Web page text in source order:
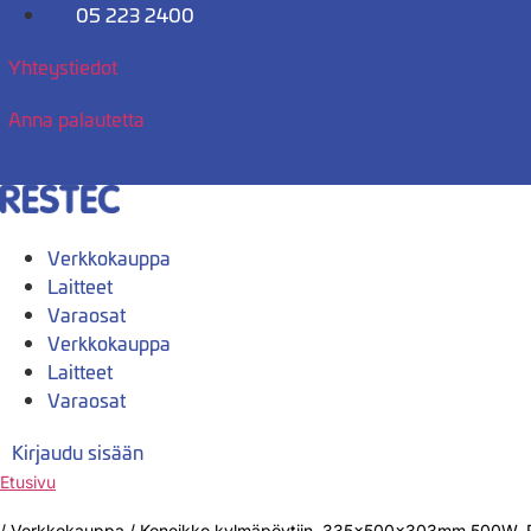
Mene
05 223 2400
Yhteystiedot
Anna palautetta
Verkkokauppa
Laitteet
Varaosat
Verkkokauppa
Laitteet
Varaosat
Kirjaudu sisään
Etusivu